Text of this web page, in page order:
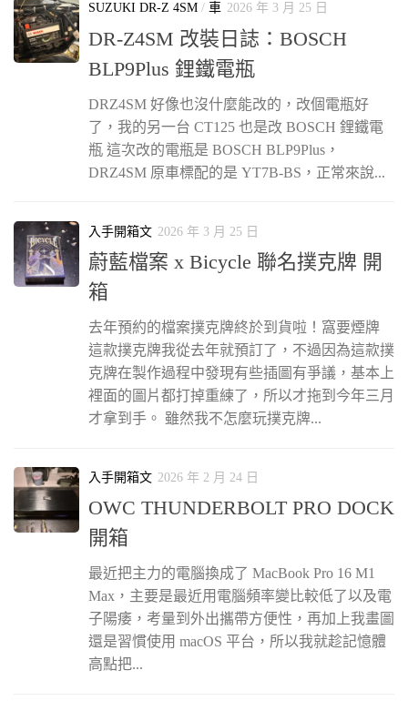
SUZUKI DR-Z 4SM / 車 2026 年 3 月 25 日
DR-Z4SM 改裝日誌：BOSCH
BLP9Plus 鋰鐵電瓶
DRZ4SM 好像也沒什麼能改的，改個電瓶好
了，我的另一台 CT125 也是改 BOSCH 鋰鐵電
瓶 這次改的電瓶是 BOSCH BLP9Plus，
DRZ4SM 原車標配的是 YT7B-BS，正常來說...
入手開箱文 2026 年 3 月 25 日
蔚藍檔案 x Bicycle 聯名撲克牌 開
箱
去年預約的檔案撲克牌終於到貨啦！窩要煙牌
這款撲克牌我從去年就預訂了，不過因為這款撲
克牌在製作過程中發現有些插圖有爭議，基本上
裡面的圖片都打掉重練了，所以才拖到今年三月
才拿到手。 雖然我不怎麼玩撲克牌...
入手開箱文 2026 年 2 月 24 日
OWC THUNDERBOLT PRO DOCK
開箱
最近把主力的電腦換成了 MacBook Pro 16 M1
Max，主要是最近用電腦頻率變比較低了以及電
子陽痿，考量到外出攜帶方便性，再加上我畫圖
還是習慣使用 macOS 平台，所以我就趁記憶體
高點把...